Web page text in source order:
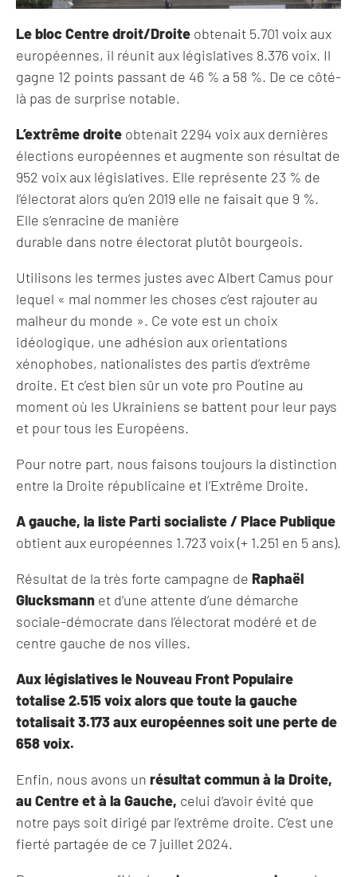
Le bloc Centre droit/Droite obtenait 5.701 voix aux
européennes, il réunit aux législatives 8.376 voix. Il
gagne 12 points passant de 46 % a 58 %. De ce côté-
là pas de surprise notable.
L’extrême droite obtenait 2294 voix aux dernières
élections européennes et augmente son résultat de
952 voix aux législatives. Elle représente 23 % de
l’électorat alors qu’en 2019 elle ne faisait que 9 %.
Elle s’enracine de manière
durable dans notre électorat plutôt bourgeois.
Utilisons les termes justes avec Albert Camus pour
lequel « mal nommer les choses c’est rajouter au
malheur du monde ». Ce vote est un choix
idéologique, une adhésion aux orientations
xénophobes, nationalistes des partis d’extrême
droite. Et c’est bien sûr un vote pro Poutine au
moment où les Ukrainiens se battent pour leur pays
et pour tous les Européens.
Pour notre part, nous faisons toujours la distinction
entre la Droite républicaine et I’Extrême Droite.
A gauche, la liste Parti socialiste / PlacePublique
obtient aux européennes 1.723 voix (+ 1.251 en 5 ans).
Résultat de la très forte campagne de Raphaël
Glucksmann et d’une attente d’une démarche
sociale-démocrate dans l’électorat modéré et de
centre gauche de nos villes.
Aux législatives le Nouveau Front Populaire
totalise 2.515 voix alors que toute la gauche
totalisait 3.173 aux européennes soit une perte de
658 voix.
Enfin, nous avons un résultat commun à la Droite,
au Centre et à la Gauche, celui d’avoir évité que
notre pays soit dirigé par l’extrême droite. C’est une
fierté partagée de ce 7 juillet 2024.